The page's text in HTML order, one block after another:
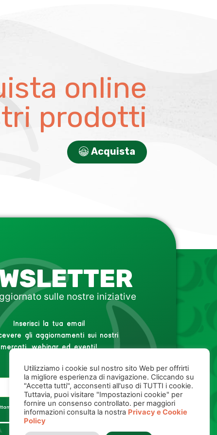
online
prodotti
Acquista
sulle nostre iniziative
Inserisci la tua email
gli aggiornamenti sui nostri
mercati, webinar ed eventi!
dei miei dati personali,Privacy Policy.
ISCRIVITI
Utilizziamo i cookie sul nostro sito Web per offrirti
la migliore esperienza di navigazione. Cliccando su
"Accetta tutti", acconsenti all'uso di TUTTI i cookie.
Tuttavia, puoi visitare "Impostazioni cookie" per
fornire un consenso controllato. per maggiori
informazioni consulta la nostra Privacy e Cookie
Policy